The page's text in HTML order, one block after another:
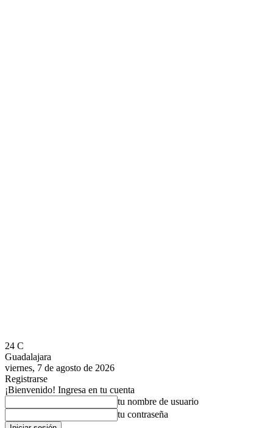
24 C
Guadalajara
viernes, 7 de agosto de 2026
Registrarse
¡Bienvenido! Ingresa en tu cuenta
tu nombre de usuario
tu contraseña